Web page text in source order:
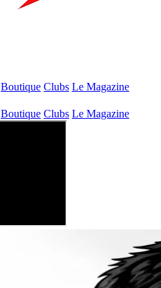
Boutique Clubs Le Magazine
Boutique Clubs Le Magazine